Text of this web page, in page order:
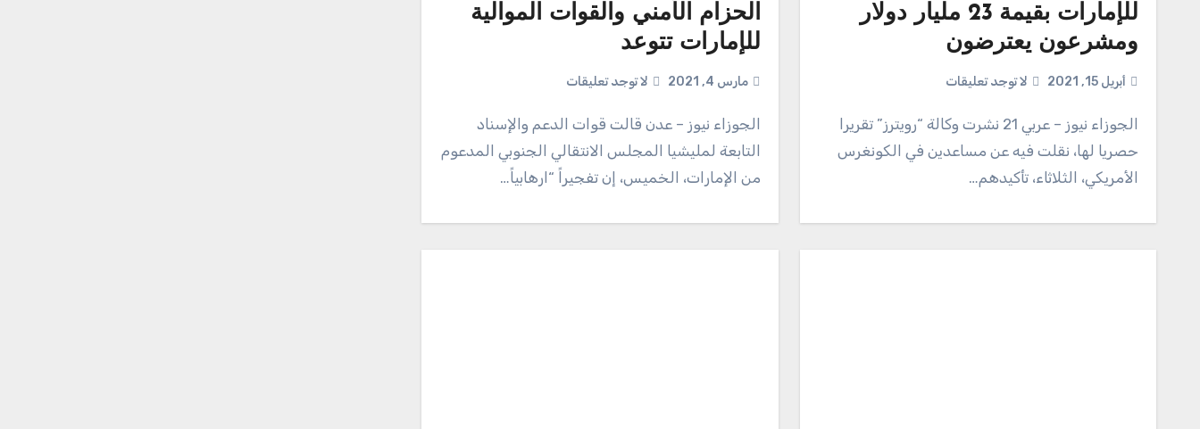
للإمارات بقيمة 23 مليار دولار
ومشرعون يعترضون
أبريل 15, 2021 لا توجد تعليقات
حصريا لها، نقلت فيه عن مساعدين في الكونغرس
الأمريكي، الثلاثاء، تأكيدهم…
الحزام الأمني والقوات الموالية
للإمارات تتوعد
مارس 4, 2021 لا توجد تعليقات
التابعة لمليشيا المجلس الانتقالي الجنوبي المدعوم
من الإمارات، الخميس، إن تفجيراً “ارهابياً…